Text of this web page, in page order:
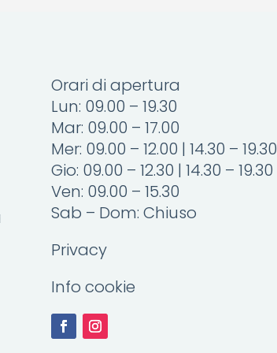
Orari di apertura
Lun: 09.00 – 19.30
Mar: 09.00 – 17.00
Mer: 09.00 – 12.00 | 14.30 – 19.30
Gio: 09.00 – 12.30 | 14.30 – 19.30
Ven: 09.00 – 15.30
Sab – Dom: Chiuso
Privacy
Info cookie